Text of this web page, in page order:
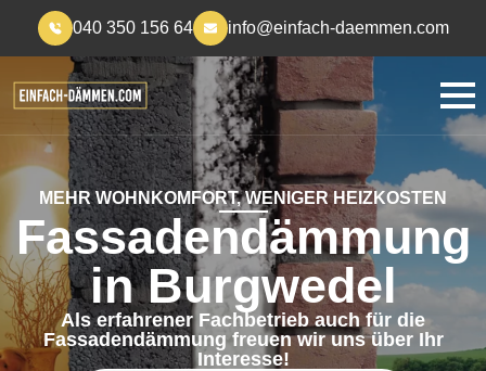
040 350 156 64 info@einfach-daemmen.com
MEHR WOHNKOMFORT, WENIGER HEIZKOSTEN
Fassadendämmung
in Burgwedel
Als erfahrener Fachbetrieb auch für die
Fassadendämmung freuen wir uns über Ihr
Interesse!